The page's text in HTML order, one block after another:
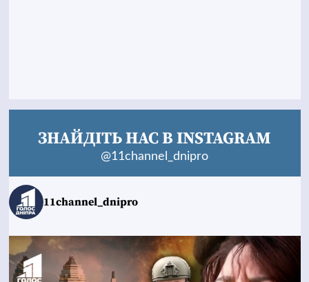
ЗНАЙДІТЬ НАС В INSTAGRAM
@11channel_dnipro
11channel_dnipro